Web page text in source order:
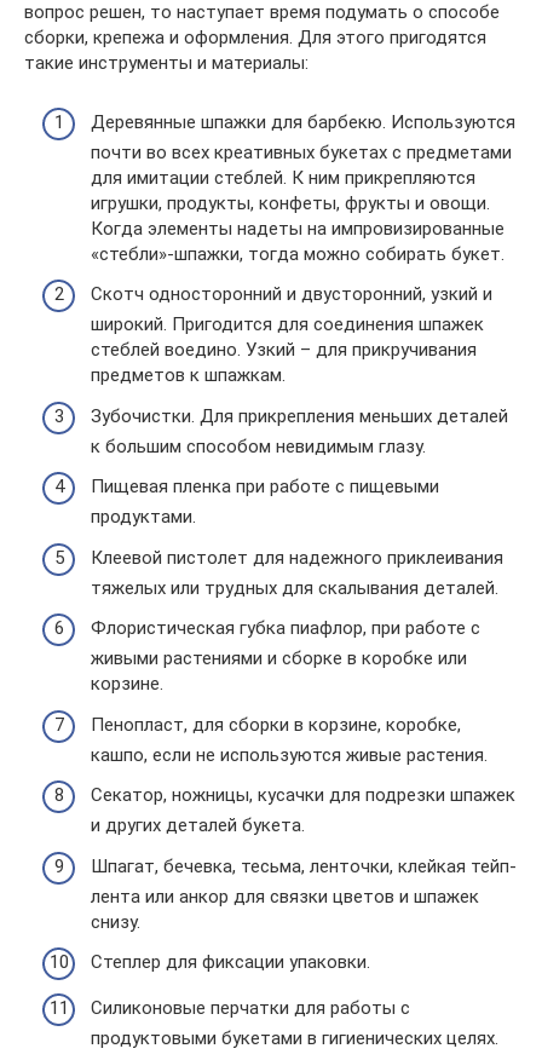
вопрос решен, то наступает время подумать о способе
сборки, крепежа и оформления. Для этого пригодятся
такие инструменты и материалы:
Деревянные шпажки для барбекю. Используются
почти во всех креативных букетах с предметами
для имитации стеблей. К ним прикрепляются
игрушки, продукты, конфеты, фрукты и овощи.
Когда элементы надеты на импровизированные
«стебли»-шпажки, тогда можно собирать букет.
Скотч односторонний и двусторонний, узкий и
широкий. Пригодится для соединения шпажек
стеблей воедино. Узкий – для прикручивания
предметов к шпажкам.
Зубочистки. Для прикрепления меньших деталей
к большим способом невидимым глазу.
Пищевая пленка при работе с пищевыми
продуктами.
Клеевой пистолет для надежного приклеивания
тяжелых или трудных для скалывания деталей.
Флористическая губка пиафлор, при работе с
живыми растениями и сборке в коробке или
корзине.
Пенопласт, для сборки в корзине, коробке,
кашпо, если не используются живые растения.
Секатор, ножницы, кусачки для подрезки шпажек
и других деталей букета.
Шпагат, бечевка, тесьма, ленточки, клейкая тейп-
лента или анкор для связки цветов и шпажек
снизу.
Степлер для фиксации упаковки.
Силиконовые перчатки для работы с
продуктовыми букетами в гигиенических целях.